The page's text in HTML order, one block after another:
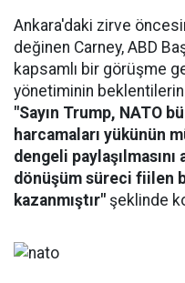
Ankara'daki zirve
değinen Carney, ABD
kapsamlı bir görüşme
yönetiminin
"Sayın Trump, NATO
harcamaları yükünün
dengeli
dönüşüm süreci fiilen
kazanmıştır" şeklinde